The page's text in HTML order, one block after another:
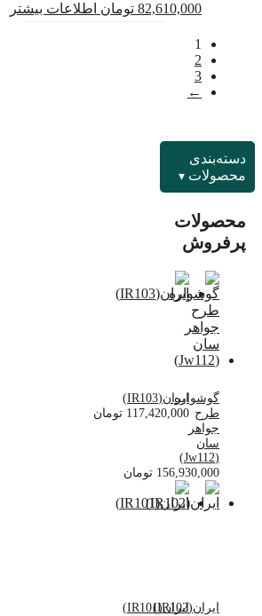
82,610,000 تومان اطلاعات بیشتر
1
2
3
←
دسته‌بندی
محصولات
محصولات
پرفروش
گوشواره
طرح
جواهر
سان
(Jw112)
156,930,000 تومان
ایران(IR103)
117,420,000 تومان
ایران(IR102)ایران(IR101)